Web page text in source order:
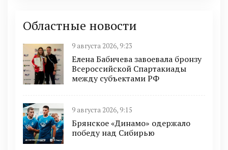
Областные новости
9 августа 2026, 9:23
Елена Бабичева завоевала бронзу
Всероссийской Спартакиады
между субъектами РФ
9 августа 2026, 9:15
Брянское «Динамо» одержало
победу над Сибирью